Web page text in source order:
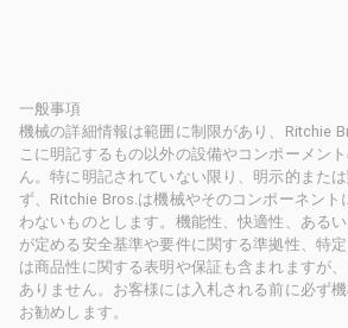
一般事項
機械の詳細情報は範囲に制限があり、Ritchie
こに明記するもの以外の設備やコンポーメン
ん。特に明記されていない限り、明示的また
ず、Ritchie Bros.は機械やそのコンポーネント
わないものとします。機能性、快適性、ある
が定める安全基準や要件に関する準拠性、特
は商品性に関する表明や保証も含まれますが
ありません。お客様には入札される前に必ず
お勧めします。